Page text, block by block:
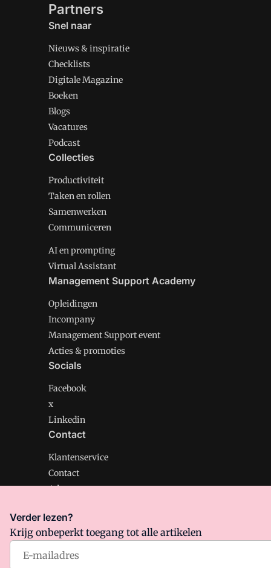
Partners
Snel naar
Nieuws & inspiratie
Checklists
Digitale Magazine
Boeken
Blogs
Vacatures
Podcast
Collecties
Productiviteit
Taken en rollen
Samenwerken
Communiceren
AI en prompting
Virtual Assistant
Management Support Academy
Opleidingen
Incompany
Management Support event
Acties & promoties
Socials
Facebook
x
Linkedin
Contact
Klantenservice
Contact
Adverteren
Management Support is onderdeel van VMN media.
Algemene Voorwaarden
Verder lezen?
Krijg onbeperkt toegang tot alle artikelen